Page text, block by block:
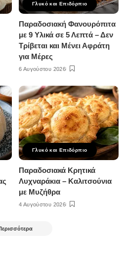
Γλυκό και Επιδόρπιο
Παραδοσιακή Φανουρόπιτα
με 9 Υλικά σε 5 Λεπτά – Δεν
Τρίβεται και Μένει Αφράτη
για Μέρες
6 Αυγούστου 2026
Γλυκό και Επιδόρπιο
Παραδοσιακά Κρητικά
Λυχναράκια – Καλιτσούνια
με Μυζήθρα
4 Αυγούστου 2026